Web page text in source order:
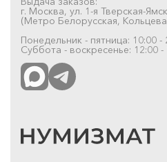
г. Москва, ул. 1-я Тверская-
(Метро Белорусская,
Понедельник - пятница: 10:00 -
Суббота - воскресенье: 12:00 -